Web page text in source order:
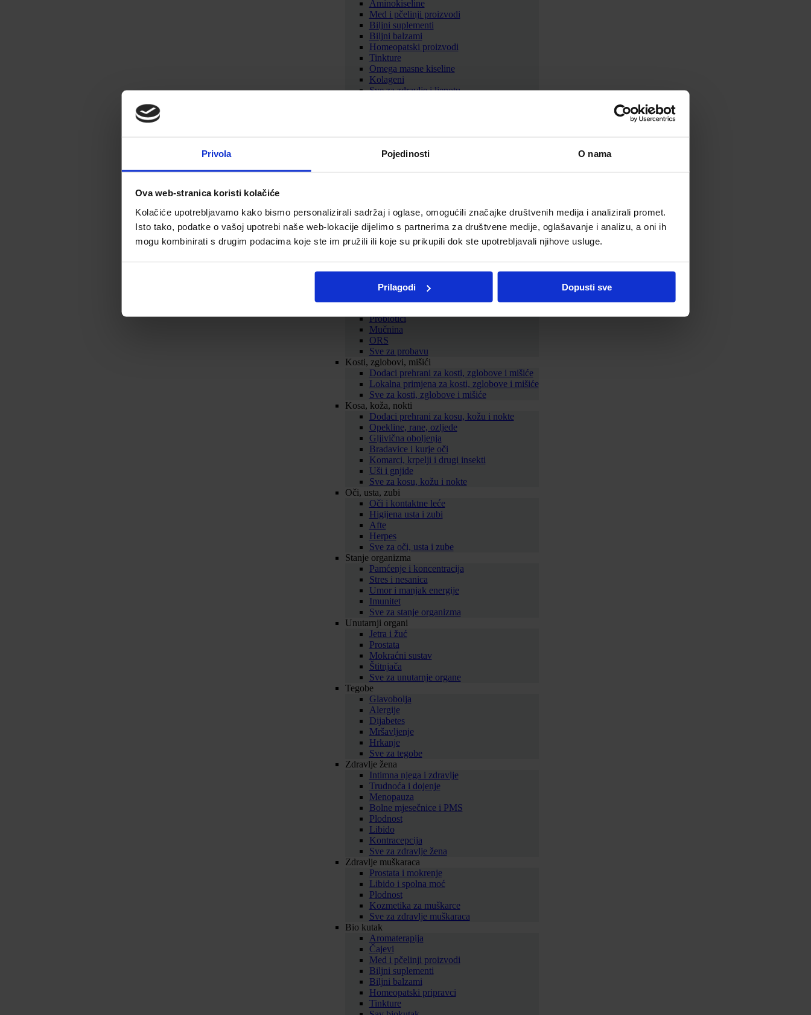
Privola Pojedinosti O nama
Ova web-stranica koristi kolačiće
Kolačiće upotrebljavamo kako bismo personalizirali sadržaj i oglase, omogućili značajke društvenih medija i analizirali promet.
Isto tako, podatke o vašoj upotrebi naše web-lokacije dijelimo s partnerima za društvene medije, oglašavanje i analizu, a oni ih
mogu kombinirati s drugim podacima koje ste im pružili ili koje su prikupili dok ste upotrebljavali njihove usluge.
Prilagodi Dopusti sve
Aminokiseline
Med i pčelinji proizvodi
Biljni suplementi
Biljni balzami
Homeopatski proizvodi
Tinkture
Omega masne kiseline
Kolageni
Sve za zdravlje i ljepotu
Nos i dišni putevi
Cirkulacija
Kolesterol
Proširene vene
Hemeroidi
Želučane tegobe
Zatvor
Probiotici
Mučnina
ORS
Sve za probavu
Kosti, zglobovi, mišići
Dodaci prehrani za kosti, zglobove i mišiće
Lokalna primjena za kosti, zglobove i mišiće
Sve za kosti, zglobove i mišiće
Kosa, koža, nokti
Dodaci prehrani za kosu, kožu i nokte
Opekline, rane, ozljede
Gljivična oboljenja
Bradavice i kurje oči
Komarci, krpelji i drugi insekti
Uši i gnjide
Sve za kosu, kožu i nokte
Oči, usta, zubi
Oči i kontaktne leće
Higijena usta i zubi
Afte
Herpes
Sve za oči, usta i zube
Stanje organizma
Pamćenje i koncentracija
Stres i nesanica
Umor i manjak energije
Imunitet
Sve za stanje organizma
Unutarnji organi
Jetra i žuć
Prostata
Mokraćni sustav
Štitnjača
Sve za unutarnje organe
Tegobe
Glavobolja
Alergije
Dijabetes
Mršavljenje
Hrkanje
Sve za tegobe
Zdravlje žena
Intimna njega i zdravlje
Trudnoća i dojenje
Menopauza
Bolne mjesečnice i PMS
Plodnost
Libido
Kontracepcija
Sve za zdravlje žena
Zdravlje muškaraca
Prostata i mokrenje
Libido i spolna moć
Plodnost
Kozmetika za muškarce
Sve za zdravlje muškaraca
Bio kutak
Aromaterapija
Čajevi
Med i pčelinji proizvodi
Biljni suplementi
Biljni balzami
Homeopatski pripravci
Tinkture